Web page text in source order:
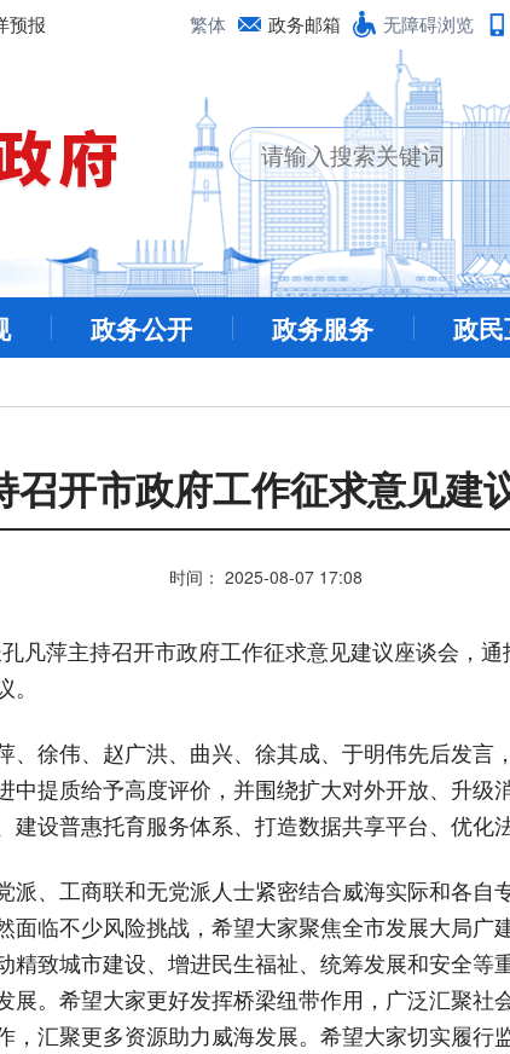
预报 繁体 政务邮箱 无障碍浏览
政务公开 政务服务 政
召开市政府工作征求意见建
时间： 2025-08-07 17:08
凡萍主持召开市政府工作征求意见建议座谈会，
、徐伟、赵广洪、曲兴、徐其成、于明伟先后发言
提质给予高度评价，并围绕扩大对外开放、升级
设普惠托育服务体系、打造数据共享平台、优化
派、工商联和无党派人士紧密结合威海实际和各自
临不少风险挑战，希望大家聚焦全市发展大局广
致城市建设、增进民生福祉、统筹发展和安全等
。希望大家更好发挥桥梁纽带作用，广泛汇聚社
汇聚更多资源助力威海发展。希望大家切实履行